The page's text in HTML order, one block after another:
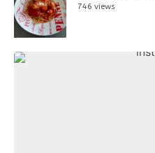
746 views